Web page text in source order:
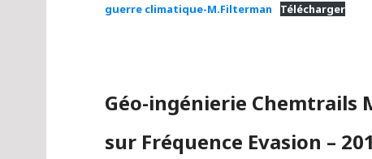
guerre climatique-M.Filterman Télécharger
Géo-ingénierie Chemtrails
sur Fréquence Evasion –